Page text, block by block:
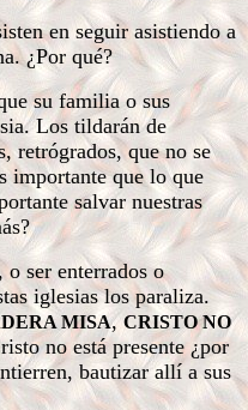
en seguir asistiendo a
¿Por qué?
su familia o sus
Los tildarán de
retrógrados, que no se
importante que lo que
salvar nuestras
ser enterrados o
iglesias los paraliza.
MISA,CRISTO NO
no está presente ¿por
bautizar allí a sus